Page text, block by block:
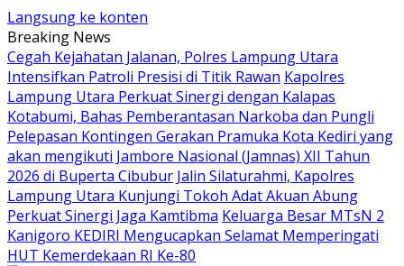
Langsung ke konten
Breaking News
Cegah Kejahatan Jalanan, Polres Lampung Utara
Intensifkan Patroli Presisi di Titik Rawan Kapolres
Lampung Utara Perkuat Sinergi dengan Kalapas
Kotabumi, Bahas Pemberantasan Narkoba dan Pungli
Pelepasan Kontingen Gerakan Pramuka Kota Kediri yang
akan mengikuti Jambore Nasional (Jamnas) XII Tahun
2026 di Buperta Cibubur Jalin Silaturahmi, Kapolres
Lampung Utara Kunjungi Tokoh Adat Akuan Abung
Perkuat Sinergi Jaga Kamtibma Keluarga Besar MTsN 2
Kanigoro KEDIRI Mengucapkan Selamat Memperingati
HUT Kemerdekaan RI Ke-80